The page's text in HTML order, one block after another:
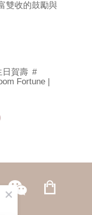
雙收的鼓勵與
日賀壽 #
Fortune |